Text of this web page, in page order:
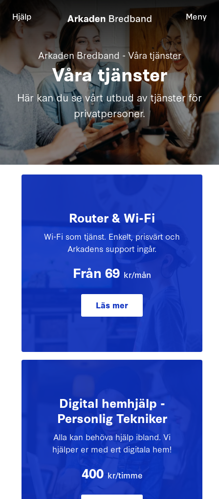
Hjälp Meny
Arkaden Bredband - Våra tjänster
Våra tjänster
Här kan du se vårt utbud av tjänster för
privatpersoner.
Router & Wi-Fi
Wi-Fi som tjänst. Enkelt, prisvärt och
Arkadens support ingår.
Från 69 kr/mån
Läs mer
Digital hemhjälp -
Personlig Tekniker
Alla kan behöva hjälp ibland. Vi
hjälper er med ert digitala hem!
400 kr/timme